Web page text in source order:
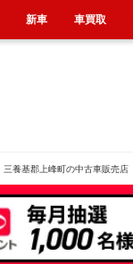
三養基郡上峰町の中古車販売店
新車 車買取